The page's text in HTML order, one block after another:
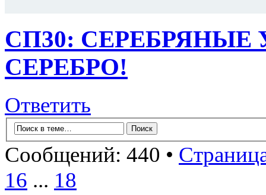
СП30:
СЕРЕБРО!
Ответить
Сообщений: 440 •
16 ... 18